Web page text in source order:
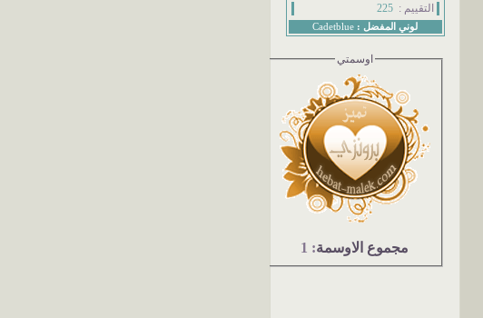
التقييم :225
لوني المفضل : Cadetblue
اوسمتي
مجموع الاوسمة: 1